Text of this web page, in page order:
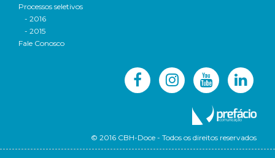
Processos seletivos
- 2016
- 2015
Fale Conosco
© 2016 CBH-Doce - Todos os direitos reservados